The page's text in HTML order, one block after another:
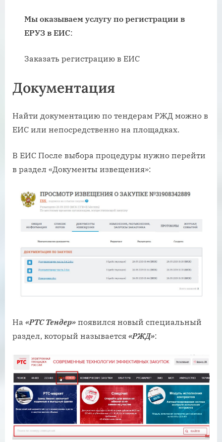
Мы оказываем услугу по регистрации в
ЕРУЗ в ЕИС:
Заказать регистрацию в ЕИС
Документация
Найти документацию по тендерам РЖД можно в
ЕИС или непосредственно на площадках.
В ЕИС После выбора процедуры нужно перейти
в раздел «Документы извещения»:
На «РТС Тендер» появился новый специальный
раздел, который называется «РЖД»: